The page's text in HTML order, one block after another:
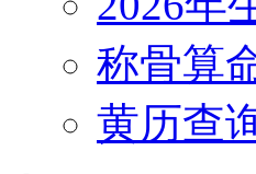
称骨算
黄历查